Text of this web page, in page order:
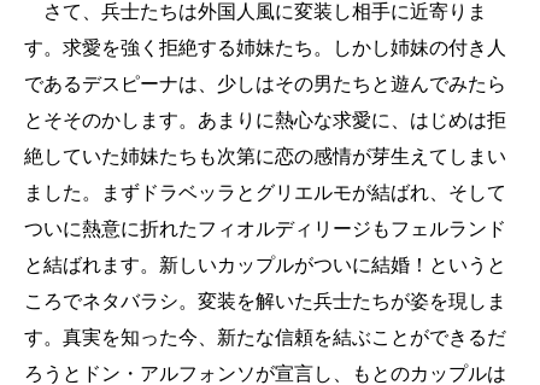
さて、兵士たちは外国人風に変装し相手に近寄りま
す。求愛を強く拒絶する姉妹たち。しかし姉妹の付き人
であるデスピーナは、少しはその男たちと遊んでみたら
とそそのかします。あまりに熱心な求愛に、はじめは拒
絶していた姉妹たちも次第に恋の感情が芽生えてしまい
ました。まずドラベッラとグリエルモが結ばれ、そして
ついに熱意に折れたフィオルディリージもフェルランド
と結ばれます。新しいカップルがついに結婚！というと
ころでネタバラシ。変装を解いた兵士たちが姿を現しま
す。真実を知った今、新たな信頼を結ぶことができるだ
ろうとドン・アルフォンソが宣言し、もとのカップルは